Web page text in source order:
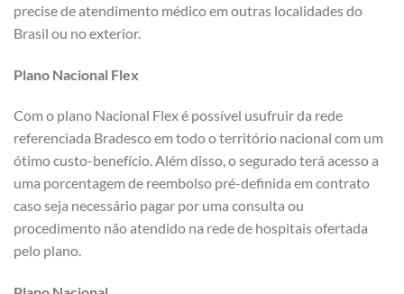
precise de atendimento médico em outras localidades do
Brasil ou no exterior.
Plano Nacional Flex
Com o plano Nacional Flex é possível usufruir da rede
referenciada Bradesco em todo o território nacional com um
ótimo custo-benefício. Além disso, o segurado terá acesso a
uma porcentagem de reembolso pré-definida em contrato
caso seja necessário pagar por uma consulta ou
procedimento não atendido na rede de hospitais ofertada
pelo plano.